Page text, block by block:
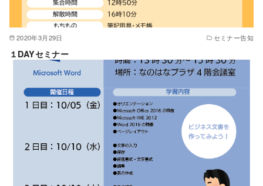
2020年3月29日 セミナー告知
１DAYセミナー